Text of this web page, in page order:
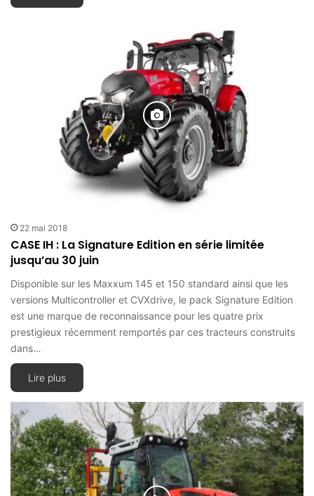
22 mai 2018
CASE IH : La Signature Edition en série limitée
jusqu’au 30 juin
Disponible sur les Maxxum 145 et 150 standard ainsi que les
versions Multicontroller et CVXdrive, le pack Signature Edition
est une marque de reconnaissance pour les quatre prix
prestigieux récemment remportés par ces tracteurs construits
dans…
Lire plus